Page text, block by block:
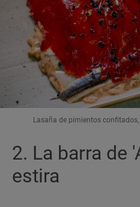
Lasaña de pimientos
2. La barra de
estira